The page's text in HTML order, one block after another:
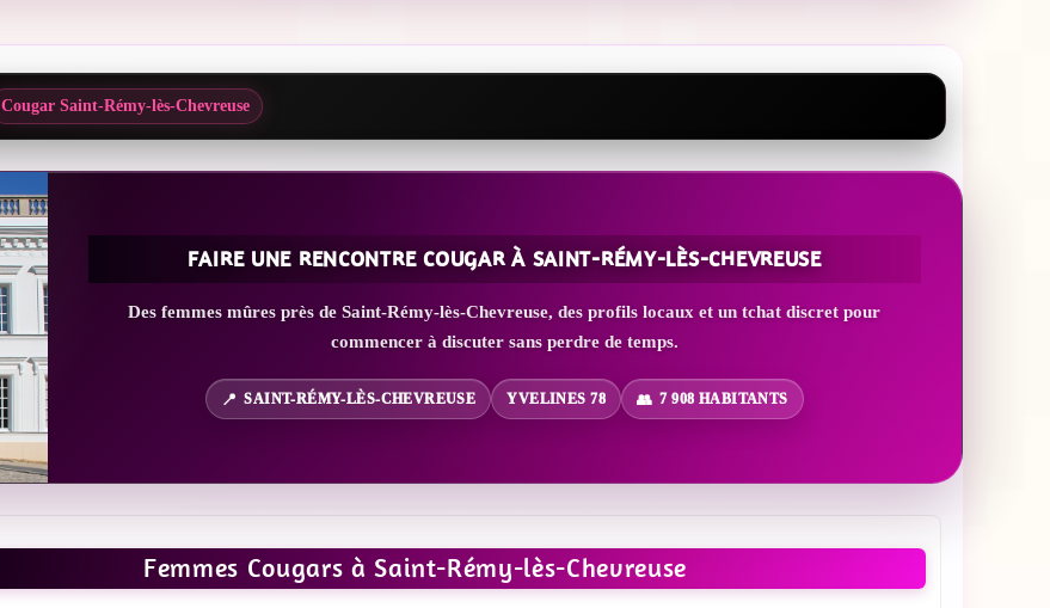
Cougar Saint-Rémy-lès-Chevreuse
FAIRE UNE RENCONTRE COUGAR À SAINT-RÉMY-LÈS-CHEVREUSE
Des femmes mûres près de Saint-Rémy-lès-Chevreuse, des profils locaux et un tchat discret pour
commencer à discuter sans perdre de temps.
SAINT-RÉMY-LÈS-CHEVREUSE YVELINES 78 7 908 HABITANTS
Femmes Cougars à Saint-Rémy-lès-Chevreuse